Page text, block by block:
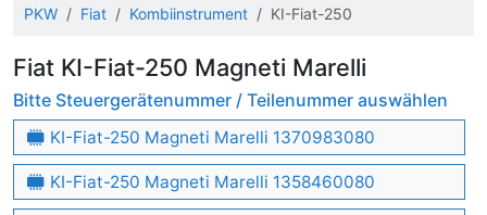
PKW Fiat Kombiinstrument KI-Fiat-250
Fiat KI-Fiat-250 Magneti Marelli
Bitte Steuergerätenummer / Teilenummer auswählen
KI-Fiat-250 Magneti Marelli 1370983080
KI-Fiat-250 Magneti Marelli 1358460080